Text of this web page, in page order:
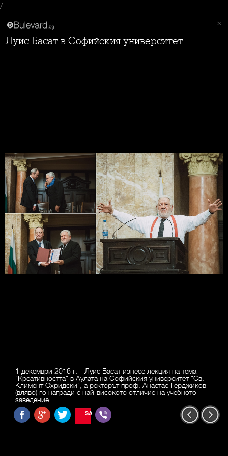
/
Луис Басат в Софийския университет
1 декември 2016 г. - Луис Басат изнесе лекция на тема
"Креативността" в Аулата на Софийския университет "Св.
Климент Охридски", а ректорът проф. Анастас Герджиков
(вляво) го награди с най-високото отличие на учебното
заведение.
SAVE